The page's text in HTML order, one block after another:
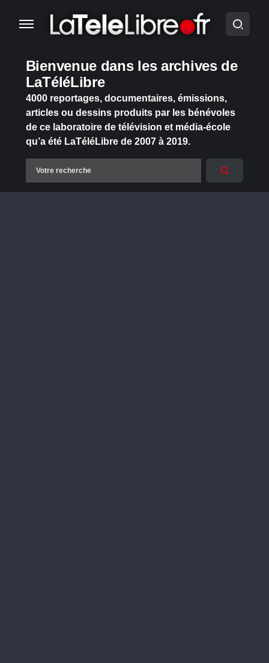
Bienvenue dans les archives de
LaTéléLibre
4000 reportages, documentaires, émissions,
articles ou dessins produits par les bénévoles
de ce laboratoire de télévision et média-école
qu’a été LaTéléLibre de 2007 à 2019.